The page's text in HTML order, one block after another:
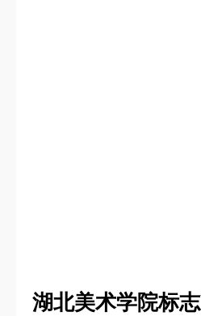
湖北美术学院标志